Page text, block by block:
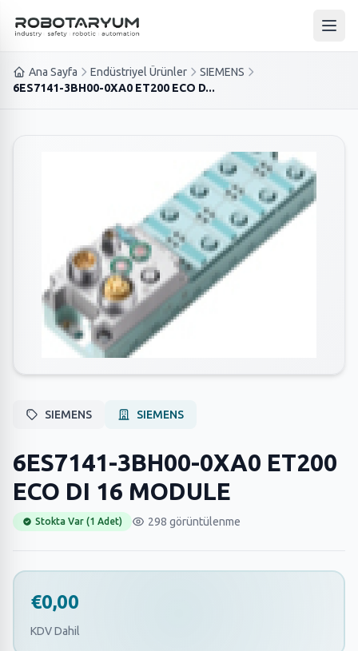
Ana içeriğe geç
Ana
Ana Sayfa Endüstriyel Ürünler
SIEMENS
6ES7141-3BH00-0XA0 ET200 ECO D...
SIEMENS SIEMENS
6ES7141-3BH00-0XA0 ET200
ECO DI 16 MODULE
Stokta Var (1 Adet) 298 görüntülenme
€0,00
KDV Dahil